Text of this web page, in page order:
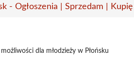
- Ogłoszenia | Sprzedam |
dla młodzieży w Płońsku